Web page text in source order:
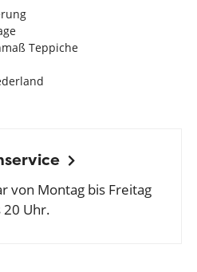
Teppiche
von Montag bis Freitag
20 Uhr.